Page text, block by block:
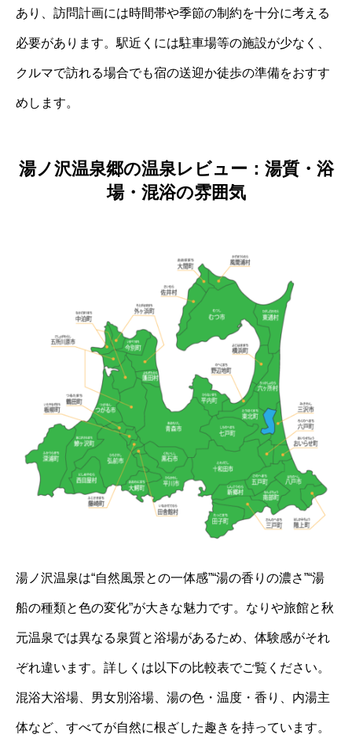
あり、訪問計画には時間帯や季節の制約を十分に考える
必要があります。駅近くには駐車場等の施設が少なく、
クルマで訪れる場合でも宿の送迎か徒歩の準備をおすす
めします。
湯ノ沢温泉郷の温泉レビュー：湯質・浴
場・混浴の雰囲気
湯ノ沢温泉は“自然風景との一体感”“湯の香りの濃さ”“湯
船の種類と色の変化”が大きな魅力です。なりや旅館と秋
元温泉では異なる泉質と浴場があるため、体験感がそれ
ぞれ違います。詳しくは以下の比較表でご覧ください。
混浴大浴場、男女別浴場、湯の色・温度・香り、内湯主
体など、すべてが自然に根ざした趣きを持っています。